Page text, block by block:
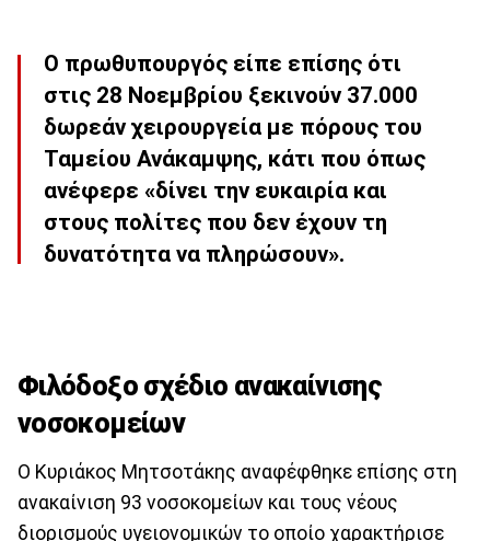
Ο πρωθυπουργός είπε επίσης ότι
στις 28 Νοεμβρίου ξεκινούν 37.000
δωρεάν χειρουργεία με πόρους του
Ταμείου Ανάκαμψης, κάτι που όπως
ανέφερε «δίνει την ευκαιρία και
στους πολίτες που δεν έχουν τη
δυνατότητα να πληρώσουν».
Φιλόδοξο σχέδιο ανακαίνισης
νοσοκομείων
Ο Κυριάκος Μητσοτάκης αναφέφθηκε επίσης στη
ανακαίνιση 93 νοσοκομείων και τους νέους
διορισμούς υγειονομικών το οποίο χαρακτήρισε